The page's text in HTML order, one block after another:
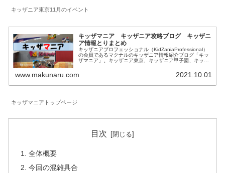
キッザニア東京11月のイベント
キッザマニア キッザニア攻略ブログ キッザニ
ア情報とりまとめ
キッザニアプロフェッショナル（KidZaniaProfessional）
の会員であるマクナルのキッザニア情報紹介ブログ「キッ
ザマニア」。キッザニア東京、キッザニア甲子園、キッザ
も記載したお仕事体験記、料金等に関係する予約方法、お
得な情報等を記載しています。
www.makunaru.com 2021.10.01
キッザマニアトップページ
目次
全体概要
今回の混雑具合